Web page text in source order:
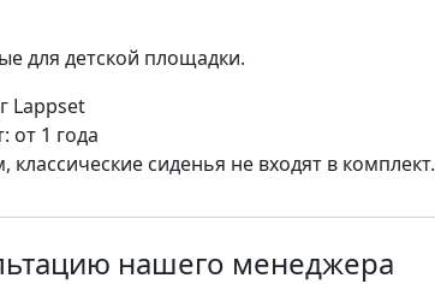
для детской площадки.
Lappset
от 1 года
сиденья не входят в комплект.
нашего менеджера